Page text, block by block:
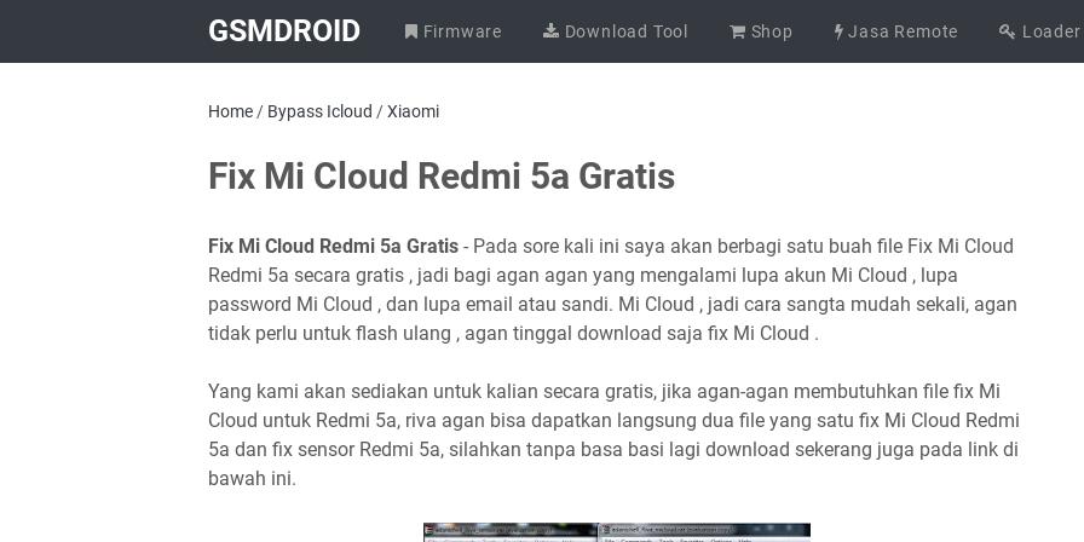
GSMDROID Firmware Download Tool Shop Jasa Remote Loader
Home / Bypass Icloud /Xiaomi
Fix Mi Cloud Redmi 5a Gratis
Fix Mi Cloud Redmi 5a Gratis - Pada sore kali ini saya akan berbagi satu buah file Fix Mi Cloud
Redmi 5a secara gratis , jadi bagi agan agan yang mengalami lupa akun Mi Cloud , lupa
password Mi Cloud , dan lupa email atau sandi. Mi Cloud , jadi cara sangta mudah sekali, agan
tidak perlu untuk flash ulang , agan tinggal download saja fix Mi Cloud .
Yang kami akan sediakan untuk kalian secara gratis, jika agan-agan membutuhkan file fix Mi
Cloud untuk Redmi 5a, riva agan bisa dapatkan langsung dua file yang satu fix Mi Cloud Redmi
5a dan fix sensor Redmi 5a, silahkan tanpa basa basi lagi download sekerang juga pada link di
bawah ini.